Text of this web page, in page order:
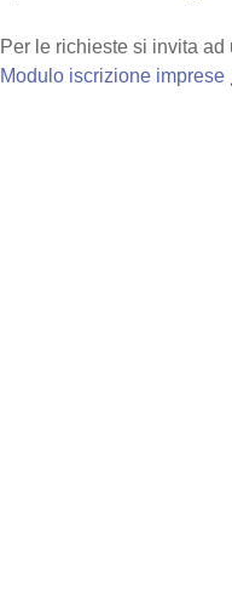
Per le richieste si invita
Modulo iscrizione imprese